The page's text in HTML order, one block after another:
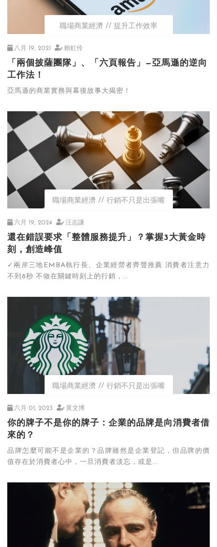
職場商業經濟 提升工作效率
八月 19, 2021 賴虹伶
「兩個披薩團隊」、「六頁報告」—亞馬遜的逆向
工作法！
亞馬遜的商業實務與幕後故事大揭密！
職場商業經濟 行銷不只是出張嘴
六月 19, 2024 汪志謙
還在錯誤要求「整體服務提升」？掌握3大黃金時
刻，創造峰值
✓兩岸三地EMBA執行長、企業經營者齊聲推薦 消費者注意力
不到8秒 不做在關鍵時刻上的行銷，...
職場商業經濟 行銷不只是出張嘴
六月 01, 2023 黃文博
你的牌子不是你的牌子：企業的品牌是向消費者借
來的？
品牌怎麼可能不是企業的？品牌雖然是企業登記，但品牌的價
值存在於消費者心中，一旦消費者淡忘，或是...